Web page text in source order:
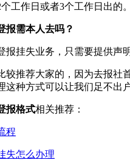
工作日或者3个工作日出的
报需本人去吗？
报挂失业务，只需要提供声
较推荐大家的，因为去报社
这种方式可以让我们足不出
报格式相关推荐：
程
失怎么办理